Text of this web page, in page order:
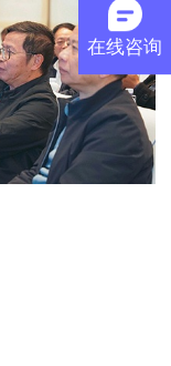
在线咨询